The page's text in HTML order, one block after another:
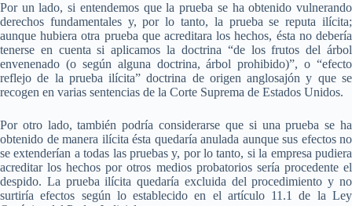
Por un lado, si entendemos que la prueba se ha obtenido vulnerando
derechos fundamentales y, por lo tanto, la prueba se reputa ilícita;
aunque hubiera otra prueba que acreditara los hechos, ésta no debería
tenerse en cuenta si aplicamos la doctrina “de los frutos del árbol
envenenado (o según alguna doctrina, árbol prohibido)”, o “efecto
reflejo de la prueba ilícita” doctrina de origen anglosajón y que se
recogen en varias sentencias de la Corte Suprema de Estados Unidos.
Por otro lado, también podría considerarse que si una prueba se ha
obtenido de manera ilícita ésta quedaría anulada aunque sus efectos no
se extenderían a todas las pruebas y, por lo tanto, si la empresa pudiera
acreditar los hechos por otros medios probatorios sería procedente el
despido. La prueba ilícita quedaría excluida del procedimiento y no
surtiría efectos según lo establecido en el artículo 11.1 de la Ley